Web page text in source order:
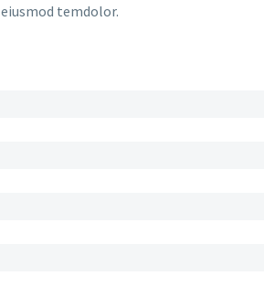
eiusmod temdolor.